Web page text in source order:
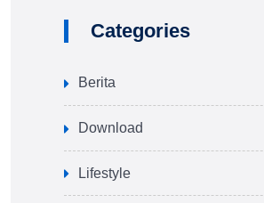
Categories
Berita
Download
Lifestyle